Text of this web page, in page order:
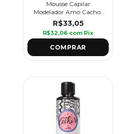
Mousse Capilar
Modelador Amo Cachos
Ondas Incríveis 180 ml -
Griffus
R$33,05
R$32,06 com Pix